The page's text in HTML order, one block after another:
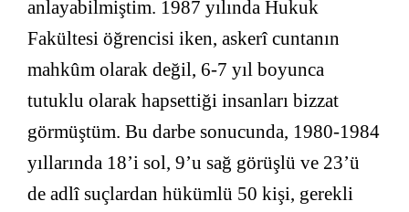
anlayabilmiştim. 1987 yılında Hukuk
Fakültesi öğrencisi iken, askerî cuntanın
mahkûm olarak değil, 6-7 yıl boyunca
tutuklu olarak hapsettiği insanları bizzat
görmüştüm. Bu darbe sonucunda, 1980-1984
yıllarında 18’i sol, 9’u sağ görüşlü ve 23’ü
de adlî suçlardan hükümlü 50 kişi, gerekli